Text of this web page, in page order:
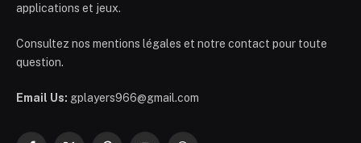
applications et jeux.
Consultez nos mentions légales et notre contact pour toute
question.
Email Us: gplayers966@gmail.com